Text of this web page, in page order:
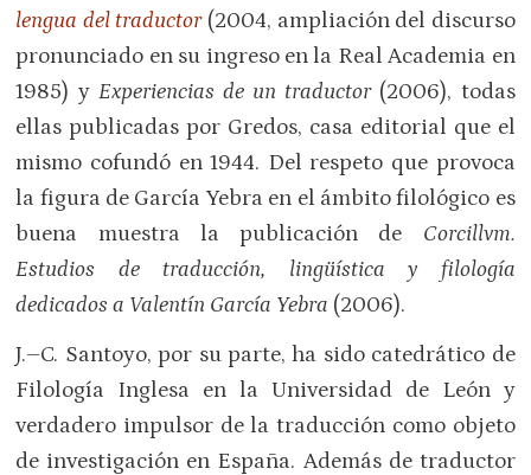
lengua del traductor(2004, ampliación del discurso
pronunciado en su ingreso en la Real Academia en
1985) y Experiencias de un traductor (2006), todas
ellas publicadas por Gredos, casa editorial que el
mismo cofundó en 1944. Del respeto que provoca
la figura de García Yebra en el ámbito filológico es
buena muestra la publicación de Corcillvm.
Estudios de traducción, lingüística y filología
dedicados a Valentín García Yebra (2006).
J.–C. Santoyo, por su parte, ha sido catedrático de
Filología Inglesa en la Universidad de León y
verdadero impulsor de la traducción como objeto
de investigación en España. Además de traductor